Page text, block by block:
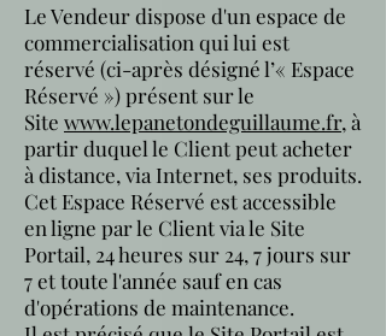
Le Vendeur dispose d'un espace de
commercialisation qui lui est
réservé (ci-après désigné l’« Espace
Réservé ») présent sur le
Site www.lepanetondeguillaume.fr, à
partir duquel le Client peut acheter
à distance, via Internet, ses produits.
Cet Espace Réservé est accessible
en ligne par le Client via le Site
Portail, 24 heures sur 24, 7 jours sur
7 et toute l'année sauf en cas
d'opérations de maintenance.